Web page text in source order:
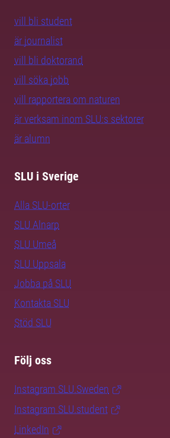
vill bli student
är journalist
vill bli doktorand
vill söka jobb
vill rapportera om naturen
är verksam inom SLU:s sektorer
är alumn
SLU i Sverige
Alla SLU-orter
SLU Alnarp
SLU Umeå
SLU Uppsala
Jobba på SLU
Kontakta SLU
Stöd SLU
Följ oss
Instagram SLU.Sweden
Instagram SLU.student
LinkedIn